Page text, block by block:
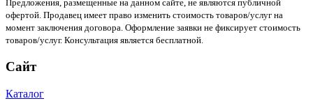
Предложения, размещенные на данном сайте, не являются публичной
офертой. Продавец имеет право изменить стоимость товаров/услуг на
момент заключения договора. Оформление заявки не фиксирует стоимость
товаров/услуг. Консультация является бесплатной.
Сайт
Каталог